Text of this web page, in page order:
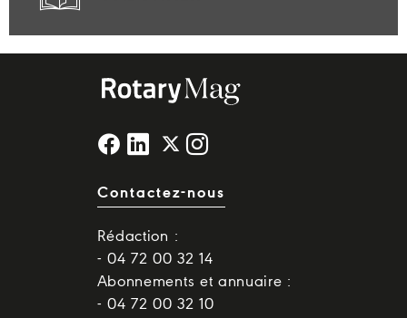
Contactez-nous
Rédaction :
- 04 72 00 32 14
Abonnements et annuaire :
- 04 72 00 32 10